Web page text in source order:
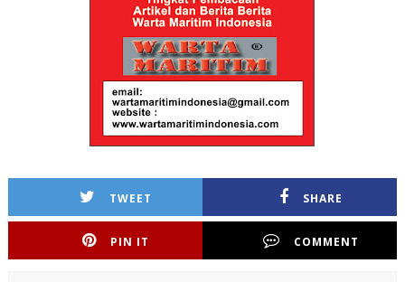
TWEET SHARE
PIN IT COMMENT